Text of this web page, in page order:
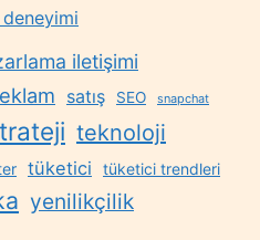
iletişimi
satış SEO snapchat
teknoloji
tüketici tüketici trendleri
yenilikçilik